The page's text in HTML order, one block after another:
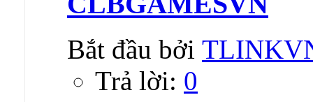
Bắt đầu bởi
Trả lời: 0